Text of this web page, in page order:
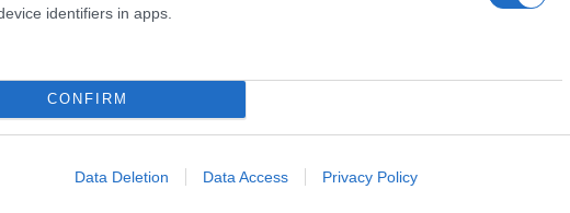
identifiers in apps.
CONFIRM
Data Deletion Data Access Privacy Policy